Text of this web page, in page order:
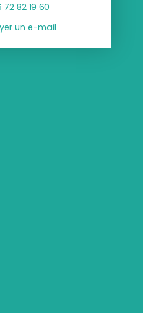
72 82 19 60
un e-mail